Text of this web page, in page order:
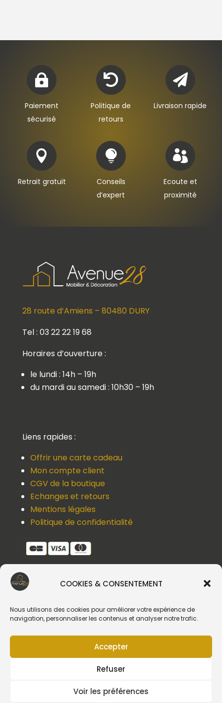
COOKIES & CONSENTEMENT
Nous utilisons des cookies pour améliorer votre expérience de
navigation, personnaliser les contenus et analyser notre trafic.
Accepter
Refuser
Voir les préférences

Paiement
sécurisé

Politique de
retours

Livraison rapide

Retrait gratuit

Conseils
d’expert

Ecoute et
proximité
28 route d’Amiens – 80480 DURY
Tel : 03 22 22 19 68
Horaires d’ouverture :
le lundi : 14h – 19h
du mardi au samedi : 10h30 – 19h
Liens rapides :
Offrir une carte cadeau
Mon compte client
CGV de la boutique
Echanges et retours
Mentions légales
Politique de confidentialité
Une question, un devis, un souci ?
Contactez-nous !
Suivez-nous